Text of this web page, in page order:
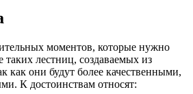
моментов, которые нужно
лестниц, создаваемых из
как они будут более качественными,
К достоинствам относят: